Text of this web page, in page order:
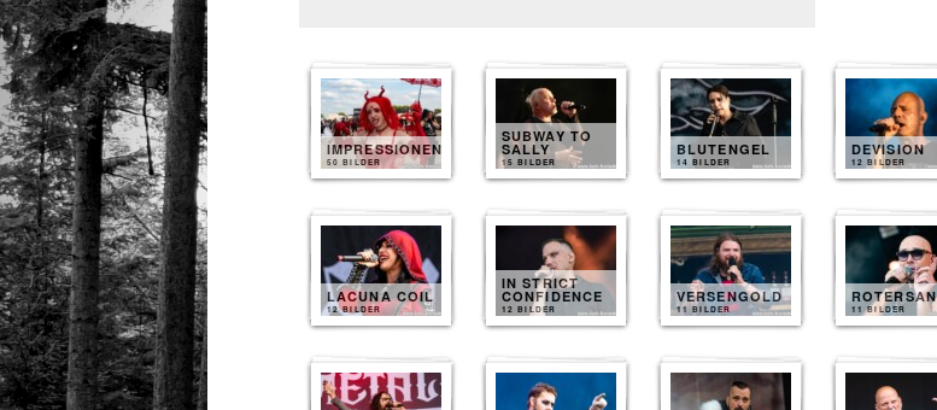
IMPRESSIONEN
50 BILDER
SUBWAY TO
SALLY
15 BILDER
BLUTENGEL
14 BILDER
DEVISION
12 BILDER
LACUNA COIL
12 BILDER
IN STRICT
CONFIDENCE
12 BILDER
VERSENGOLD
11 BILDER 11 BILDER